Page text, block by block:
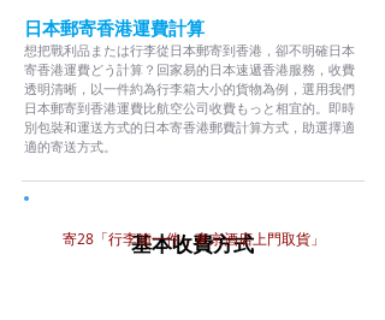
日本郵寄香港運費計算
想把戰利品または行李從日本郵寄到香港，卻不明確日本
寄香港運費どう計算？回家易的日本速遞香港服務，收費
透明清晰，以一件約為行李箱大小的貨物為例，選用我們
日本郵寄到香港運費比航空公司收費もっと相宜的。即時
別包裝和運送方式的日本寄香港郵費計算方式，助選擇適
適的寄送方式。
基本收費方式
寄28「行李箱一件，東京酒店上門取貨」